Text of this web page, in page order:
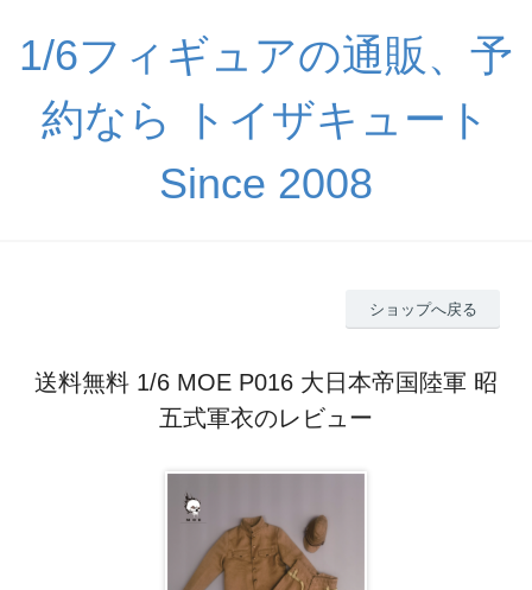
1/6フィギュアの通販、予
約なら トイザキュート
Since 2008
ショップへ戻る
送料無料 1/6 MOE P016 大日本帝国陸軍 昭
五式軍衣のレビュー